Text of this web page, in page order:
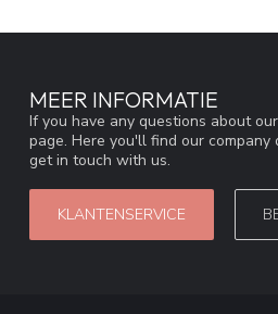
MEER INFORMATIE
If you have any questions about
page. Here you'll find our
get in touch with us.
KLANTENSERVICE